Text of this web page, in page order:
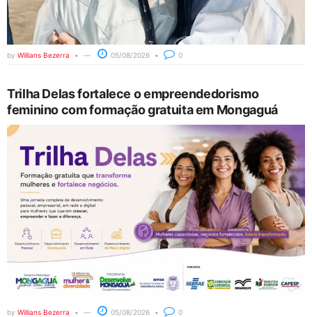
by Willians Bezerra 05/08/2026 0
Trilha Delas fortalece o empreendedorismo
feminino com formação gratuita em Mongaguá
by Willians Bezerra 05/08/2026 0